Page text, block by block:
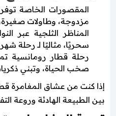
المقصورات الخاصة
مزدوجة، وطاولات
المناظر الثلجية عبر
سحريًا، مثاليًا لـ رحلة
رحلة قطار رومانسية
صخب الحياة، وتبني
إذا كنت من عشاق المغامرة
بين الطبيعة الهادئة وروعة